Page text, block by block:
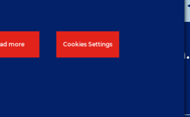
auf die Schaltfläche unten.
more Cookies Settings